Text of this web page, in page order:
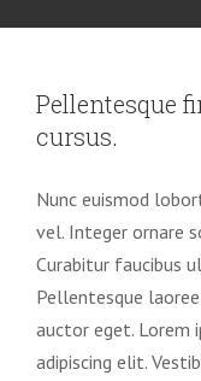
Pellentesque
cursus.
Nunc euismod
vel. Integer ornare
Curabitur faucibus
Pellentesque
auctor eget. Lorem
adipiscing elit.